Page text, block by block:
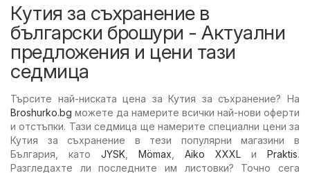
Кутия за съхранение в
български брошури - Актуални
предложения и цени тази
седмица
Търсите най-ниската цена за Кутия за съхранение? На
Broshurko.bg можете да намерите всички най-нови оферти
и отстъпки. Тази седмица ще намерите специални цени за
Кутия за съхранение в тези популярни магазини в
България, като JYSK Mömax Aiko XXXL и Praktis.
Разгледахте ли последните им листовки? Точно сега